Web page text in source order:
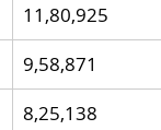
11,80,925
9,58,871
8,25,138